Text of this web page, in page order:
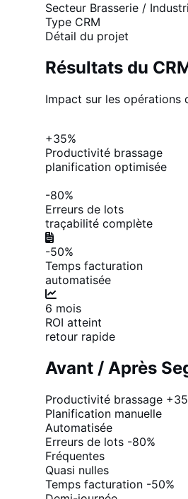
Secteur Brasserie /
Type CRM
Détail du projet
Résultats du
Impact sur les opérations
+35%
Productivité brassage
planification optimisée
-80%
Erreurs de lots
traçabilité complète
-50%
Temps facturation
automatisée
6 mois
ROI atteint
retour rapide
Avant / Après
Productivité brassage
Planification manuelle
Automatisée
Erreurs de lots -80%
Fréquentes
Quasi nulles
Temps facturation -50%